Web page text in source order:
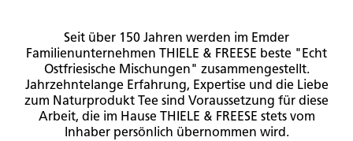
Seit über 150 Jahren werden im Emder
Familienunternehmen THIELE & FREESE beste "Echt
Ostfriesische Mischungen" zusammengestellt.
Jahrzehntelange Erfahrung, Expertise und die Liebe
zum Naturprodukt Tee sind Voraussetzung für diese
Arbeit, die im Hause THIELE & FREESE stets vom
Inhaber persönlich übernommen wird.